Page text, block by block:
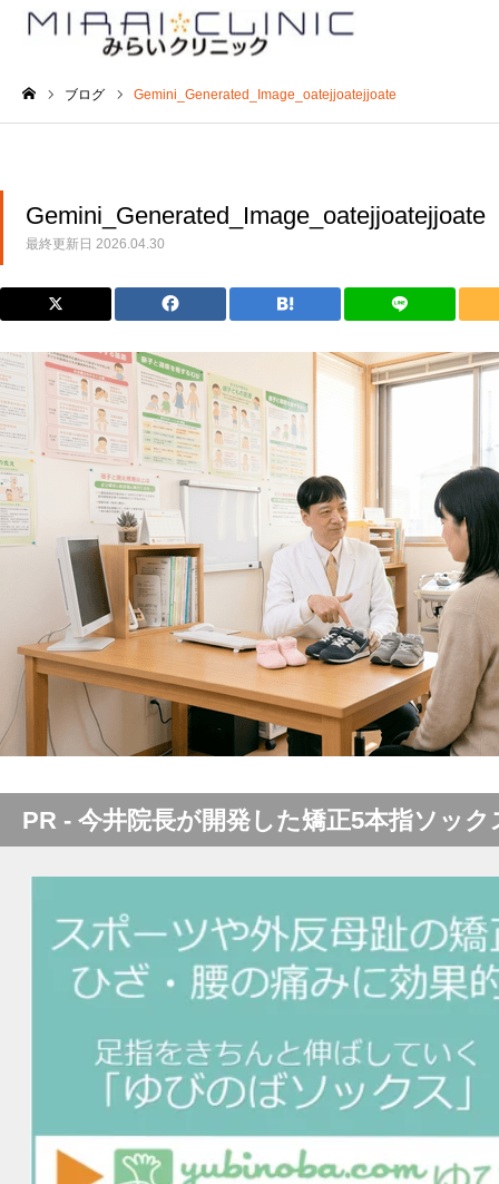
ブログ Gemini_Generated_Image_oatejjoatejjoate
Gemini_Generated_Image_oatejjoatejjoate
最終更新日 2026.04.30
PR - 今井院長が開発した矯正5本指ソック